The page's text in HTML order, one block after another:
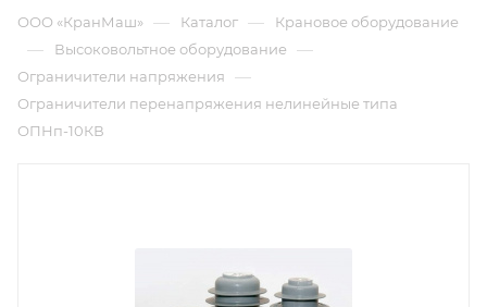
ООО «КранМаш» — Каталог — Крановое оборудование
— Высоковольтное оборудование —
Ограничители напряжения —
Ограничители перенапряжения нелинейные типа
ОПНп-10КВ